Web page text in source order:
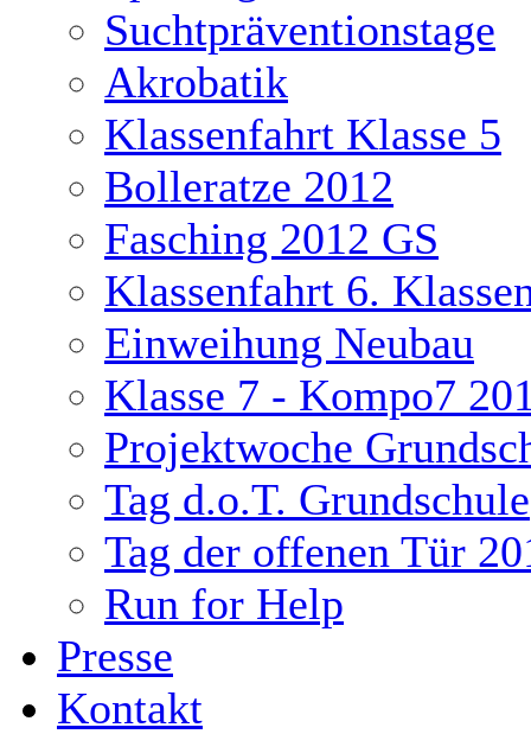
Suchtpräventionstage
Akrobatik
Klassenfahrt Klasse 5
Bolleratze 2012
Fasching 2012 GS
Klassenfahrt 6.
Einweihung Neubau
Klasse 7 - Kompo7
Projektwoche
Tag d.o.T. Grundschule
Tag der offenen Tür
Run for Help
Presse
Kontakt